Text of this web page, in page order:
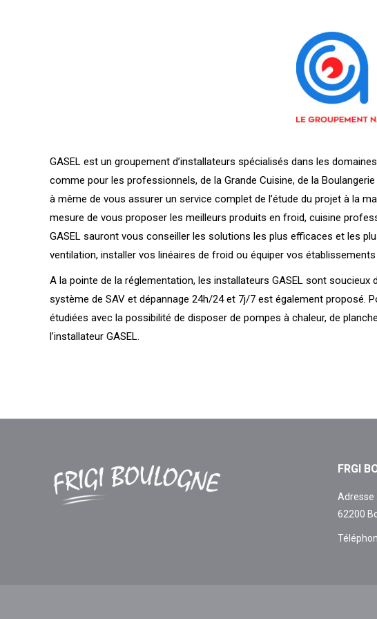
GASEL est un groupement d’installateurs spécialisés dans les
comme pour les professionnels, de la Grande Cuisine, de la
à même de vous assurer un service complet de l’étude du projet à la
mesure de vous proposer les meilleurs produits en froid, cuisine
GASEL sauront vous conseiller les solutions les plus efficaces et les
ventilation, installer vos linéaires de froid ou équiper vos
A la pointe de la réglementation, les installateurs GASEL sont
système de SAV et dépannage 24h/24 et 7j/7 est également
étudiées avec la possibilité de disposer de pompes à chaleur, de
l’installateur GASEL.
FRGI
Adresse
62200